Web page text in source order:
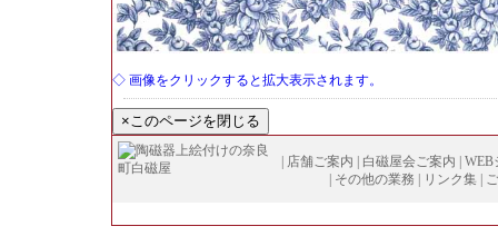
◇ 画像をクリックすると拡大表示されます。
| 店舗ご案内 | 白磁屋会ご案内 | WEB
| その他の業務 | リンク集 |